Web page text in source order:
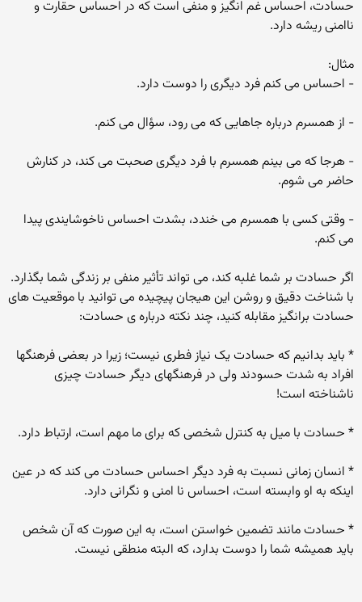
حسادت، احساس غم انگیز و منفی است که در احساس حقارت و
ناامنی ریشه دارد.
مثال:
- احساس می کنم فرد دیگری را دوست دارد.
- از همسرم درباره جاهایی که می رود، سؤال می کنم.
- هرجا که می بینم همسرم با فرد دیگری صحبت می کند، در کنارش
حاضر می شوم.
- وقتی کسی با همسرم می خندد، بشدت احساس ناخوشایندی پیدا
می کنم.
اگر حسادت بر شما غلبه کند، می تواند تأثیر منفی بر زندگی شما بگذارد.
با شناخت دقیق و روشن این هیجان پیچیده می توانید با موقعیت های
حسادت برانگیز مقابله کنید، چند نکته درباره ی حسادت:
* باید بدانیم که حسادت یک نیاز فطری نیست؛ زیرا در بعضی فرهنگها
افراد به شدت حسودند ولی در فرهنگهای دیگر حسادت چیزی
ناشناخته است!
* حسادت با میل به کنترل شخصی که برای ما مهم است، ارتباط دارد.
* انسان زمانی نسبت به فرد دیگر احساس حسادت می کند که در عین
اینکه به او وابسته است، احساس نا امنی و نگرانی دارد.
* حسادت مانند تضمین خواستن است، به این صورت که آن شخص
باید همیشه شما را دوست بدارد، که البته منطقی نیست.